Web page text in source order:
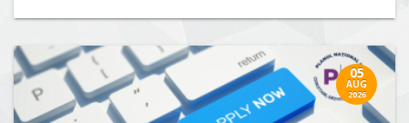
05
AUG
2026